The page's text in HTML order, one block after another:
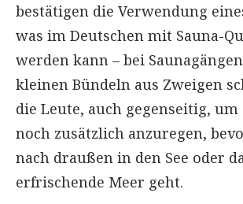
bestätigen die Verwendung
was im Deutschen mit Sauna-
werden kann – bei
kleinen Bündeln aus Zweigen
die Leute, auch gegenseitig,
noch zusätzlich anzuregen,
nach draußen in den See oder
erfrischende Meer geht.